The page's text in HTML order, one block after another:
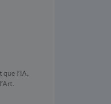
que l'IA,